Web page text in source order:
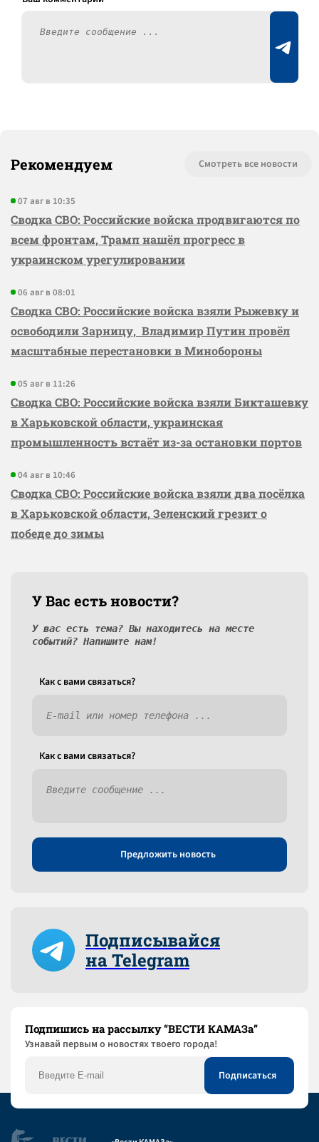
Рекомендуем Смотреть все новости
07 авг в 10:35
Сводка СВО: Российские войска продвигаются по
всем фронтам, Трамп нашёл прогресс в
украинском урегулировании
06 авг в 08:01
Сводка СВО: Российские войска взяли Рыжевку и
освободили Зарницу, Владимир Путин провёл
масштабные перестановки в Минобороны
05 авг в 11:26
Сводка СВО: Российские войска взяли Бикташевку
в Харьковской области, украинская
промышленность встаёт из-за остановки портов
04 авг в 10:46
Сводка СВО: Российские войска взяли два посёлка
в Харьковской области, Зеленский грезит о
победе до зимы
У Вас есть новости?
У вас есть тема? Вы находитесь на месте
событий? Напишите нам!
Как c вами связаться?
Как c вами связаться?
Предложить новость
Подписывайся
на Telegram
Подпишись на рассылку “ВЕСТИ КАМАЗа”
Узнaвай первым о новостях твоего города!